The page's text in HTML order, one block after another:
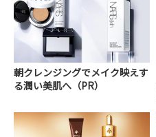
朝クレンジングでメイク映えす
る潤い美肌へ（PR）